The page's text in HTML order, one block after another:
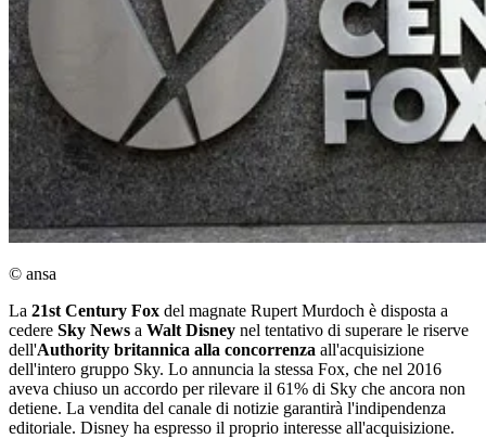
© ansa
La 21st Century Fox del magnate Rupert Murdoch è disposta a
cedere Sky News a Walt Disney nel tentativo di superare le riserve
dell'Authority britannica alla concorrenza all'acquisizione
dell'intero gruppo Sky. Lo annuncia la stessa Fox, che nel 2016
aveva chiuso un accordo per rilevare il 61% di Sky che ancora non
detiene. La vendita del canale di notizie garantirà l'indipendenza
editoriale. Disney ha espresso il proprio interesse all'acquisizione.